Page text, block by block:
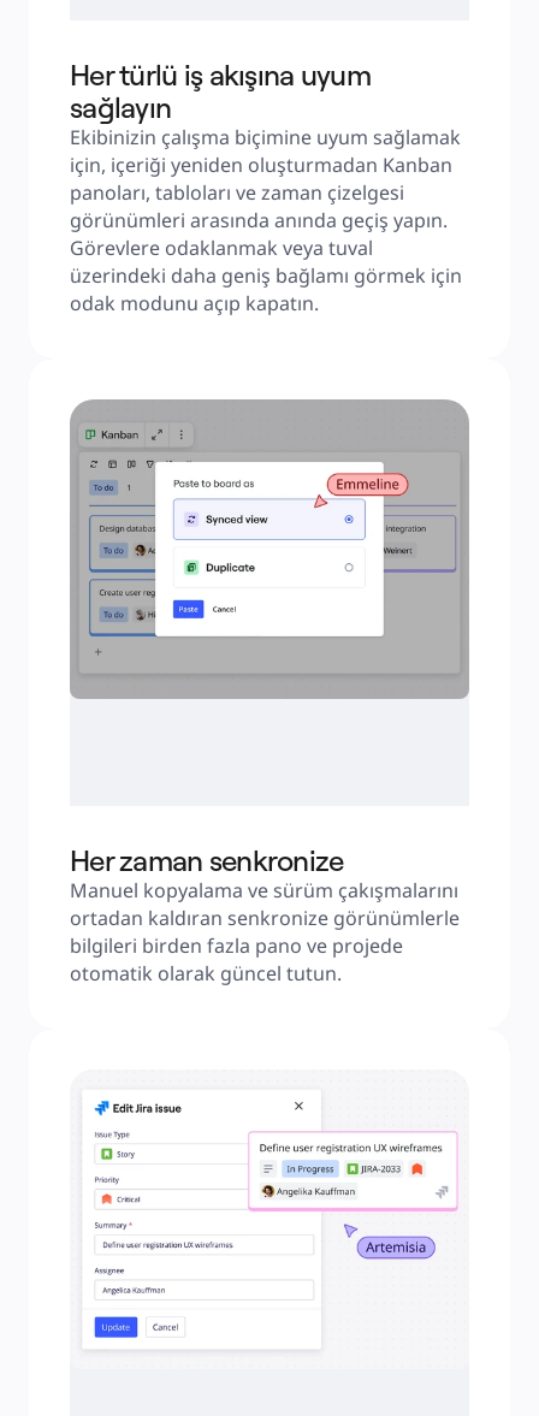
Her türlü iş akışına uyum
sağlayın
Ekibinizin çalışma biçimine uyum sağlamak
için, içeriği yeniden oluşturmadan Kanban
panoları, tabloları ve zaman çizelgesi
görünümleri arasında anında geçiş yapın.
Görevlere odaklanmak veya tuval
üzerindeki daha geniş bağlamı görmek için
odak modunu açıp kapatın.
Her zaman senkronize
Manuel kopyalama ve sürüm çakışmalarını
ortadan kaldıran senkronize görünümlerle
bilgileri birden fazla pano ve projede
otomatik olarak güncel tutun.